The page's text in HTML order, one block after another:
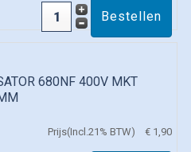
680NF 400V MKT
Prijs(Incl.21% BTW) € 1,90